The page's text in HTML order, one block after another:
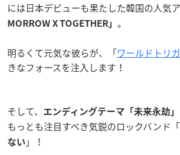
には日本デビューも果たした韓国の人気
MORROW X TOGETHER」 。
明るくて元気な彼らが、「ワールドトリ
きなフォースを注入します！
そして、 エンディングテーマ「未来永劫」
もっとも注目すべき気鋭のロックバンド「
ない 」！